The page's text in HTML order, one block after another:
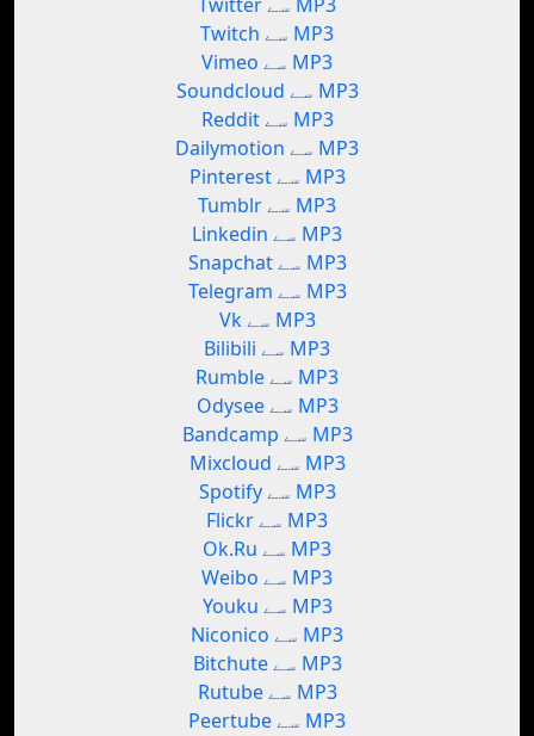
Twitch سے MP3
Vimeo سے MP3
Soundcloud سے MP3
Reddit سے MP3
Dailymotion سے MP3
Pinterest سے MP3
Tumblr سے MP3
Linkedin سے MP3
Snapchat سے MP3
Telegram سے MP3
Vk سے MP3
Bilibili سے MP3
Rumble سے MP3
Odysee سے MP3
Bandcamp سے MP3
Mixcloud سے MP3
Spotify سے MP3
Flickr سے MP3
Ok.Ru سے MP3
Weibo سے MP3
Youku سے MP3
Niconico سے MP3
Bitchute سے MP3
Rutube سے MP3
Peertube سے MP3